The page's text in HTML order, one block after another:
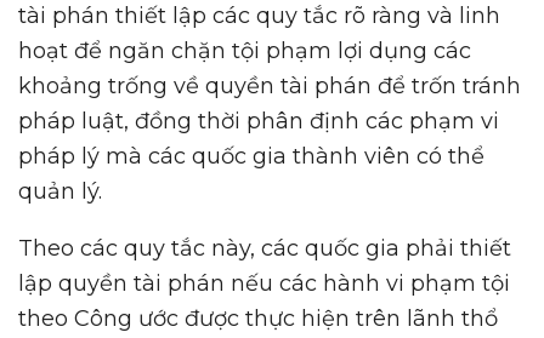
tài phán thiết lập các quy tắc rõ ràng và linh
hoạt để ngăn chặn tội phạm lợi dụng các
khoảng trống về quyền tài phán để trốn tránh
pháp luật, đồng thời phân định các phạm vi
pháp lý mà các quốc gia thành viên có thể
quản lý.
Theo các quy tắc này, các quốc gia phải thiết
lập quyền tài phán nếu các hành vi phạm tội
theo Công ước được thực hiện trên lãnh thổ